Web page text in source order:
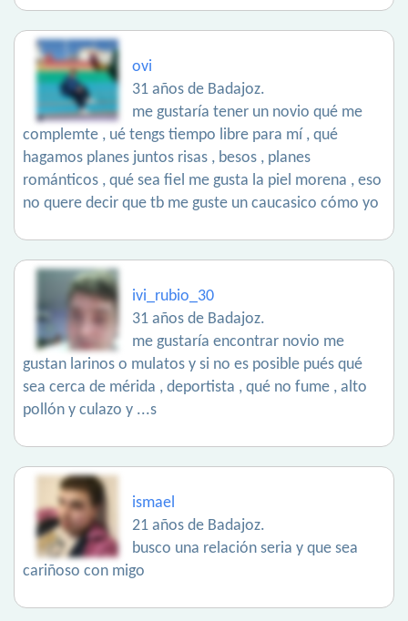
ovi
31 años de Badajoz.
me gustaría tener un novio qué me
complemte , ué tengs tiempo libre para mí , qué
hagamos planes juntos risas , besos , planes
románticos , qué sea fiel me gusta la piel morena , eso
no quere decir que tb me guste un caucasico cómo yo
ivi_rubio_30
31 años de Badajoz.
me gustaría encontrar novio me
gustan larinos o mulatos y si no es posible pués qué
sea cerca de mérida , deportista , qué no fume , alto
pollón y culazo y ...s
ismael
21 años de Badajoz.
busco una relación seria y que sea
cariñoso con migo